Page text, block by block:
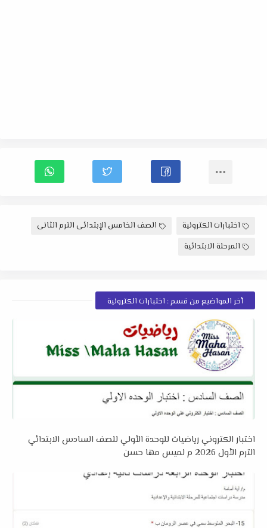
اختبارات الكترونية
الصف الخامس الإبتدائى الترم الثانى
المرحلة الابتدائية
أخر المواضيع من قسم : اختبارات الكترونية
اختبار الكتروني رياضيات للوحدة الأولي للصف السادس الابتدائي
الترم الأول 2026 م لميس مها حسن